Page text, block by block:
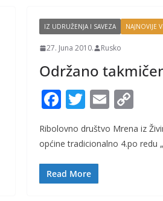
k k
IZ UDRUŽENJA I SAVEZA NAJNOVIJE
27. Juna 2010. Rusko
Održano
F
e
b
o
T
w
itt
er
E
ai p
Ribolovno društvo Mrena iz
općine tradicionalno 4.po redu
Read More